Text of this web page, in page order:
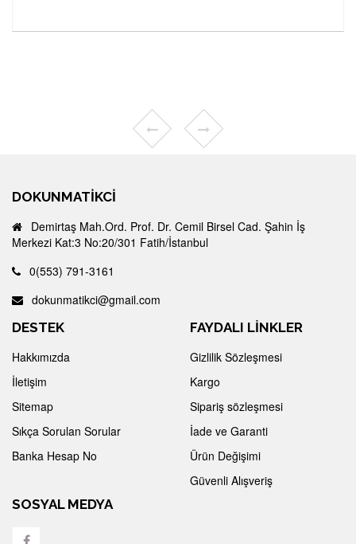
DOKUNMATIKCI
Demirtaş Mah.Ord. Prof. Dr. Cemil Birsel Cad. Şahin İş
Merkezi Kat:3 No:20/301 Fatih/İstanbul
0(553) 791-3161
dokunmatikci@gmail.com
DESTEK
Hakkımızda
İletişim
Sitemap
Sıkça Sorulan Sorular
Banka Hesap No
FAYDALI LİNKLER
Gizlilik Sözleşmesi
Kargo
Sipariş sözleşmesi
İade ve Garanti
Ürün Değişimi
Güvenli Alışveriş
SOSYAL MEDYA